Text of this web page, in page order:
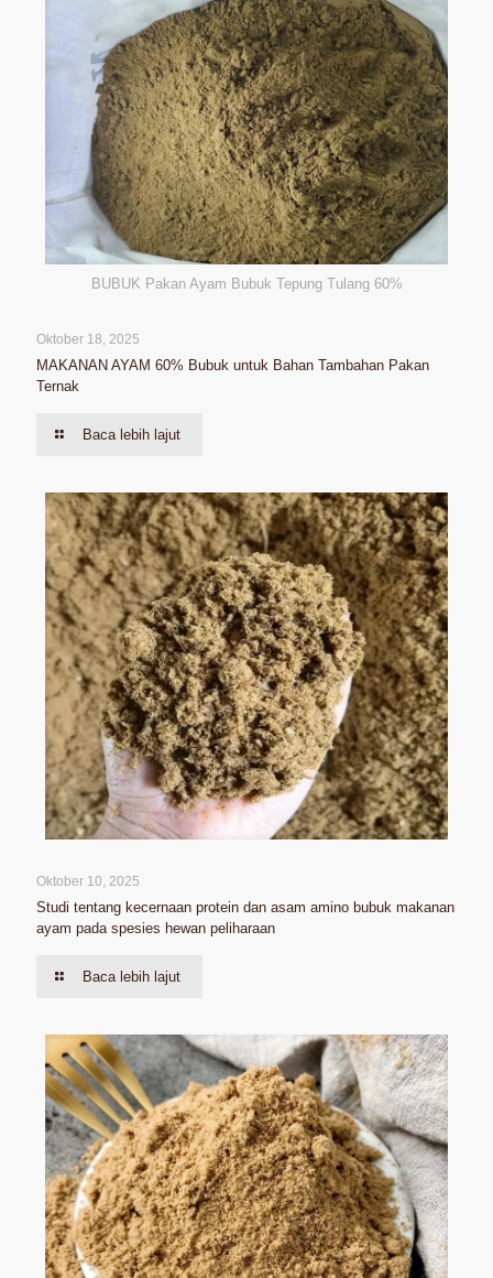
BUBUK Pakan Ayam Bubuk Tepung Tulang 60%
Oktober 18, 2025
MAKANAN AYAM 60% Bubuk untuk Bahan Tambahan Pakan
Ternak
Baca lebih lajut
Oktober 10, 2025
Studi tentang kecernaan protein dan asam amino bubuk makanan
ayam pada spesies hewan peliharaan
Baca lebih lajut